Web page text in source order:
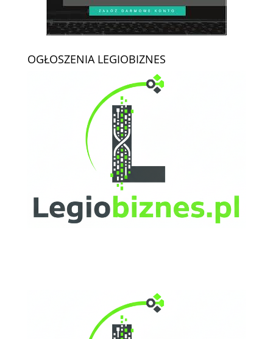
OGŁOSZENIA LEGIOBIZNES